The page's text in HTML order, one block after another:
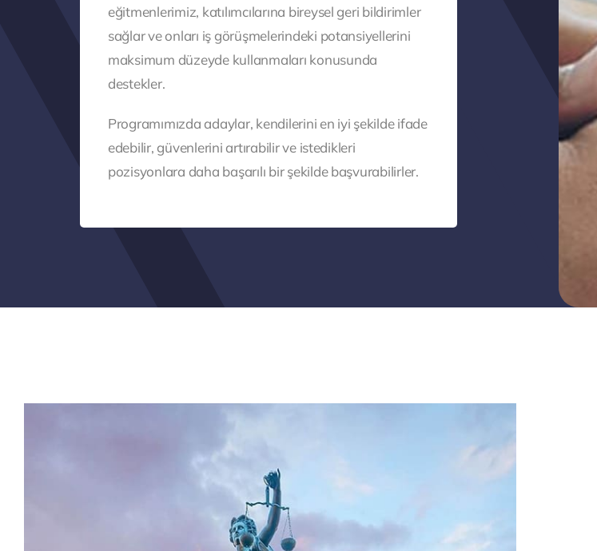
eğitmenlerimiz, katılımcılarına bireysel geri bildirimler
sağlar ve onları iş görüşmelerindeki potansiyellerini
maksimum düzeyde kullanmaları konusunda
destekler.
Programımızda adaylar, kendilerini en iyi şekilde ifade
edebilir, güvenlerini artırabilir ve istedikleri
pozisyonlara daha başarılı bir şekilde başvurabilirler.